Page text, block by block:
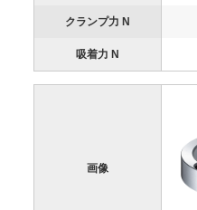
クランプ力 N
吸着力 N
画像